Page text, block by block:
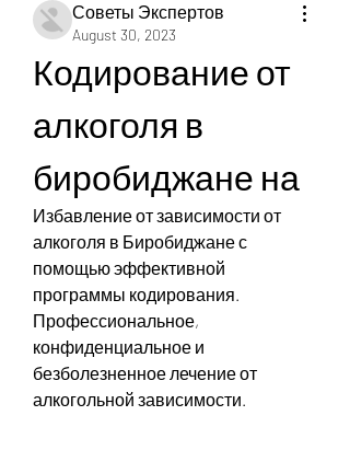
Советы Экспертов
August 30, 2023
Кодирование от
алкоголя в
биробиджане на
Избавление от зависимости от
алкоголя в Биробиджане с
помощью эффективной
программы кодирования.
Профессиональное,
конфиденциальное и
безболезненное лечение от
алкогольной зависимости.